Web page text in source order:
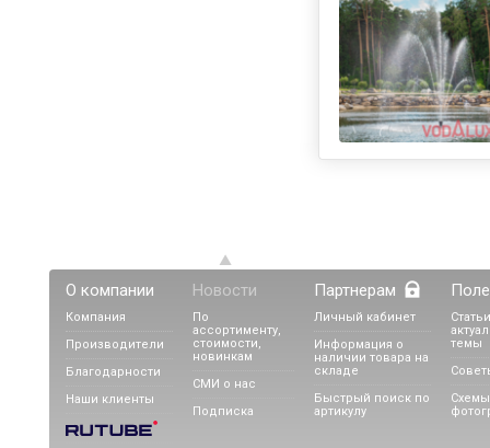
О компании
Компания
Производители
Благодарности
Наши клиенты
Новости
По
ассортименту,
стоимости,
новинкам
СМИ о нас
Подписка
Партнерам
Личный кабинет
Информация о
наличии товара на
складе
Быстрый поиск по
артикулу
темы